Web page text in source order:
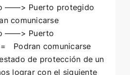
——> Puerto protegido
——> Puerto
Podran comunicarse
de protección de un
lograr con el siguiente